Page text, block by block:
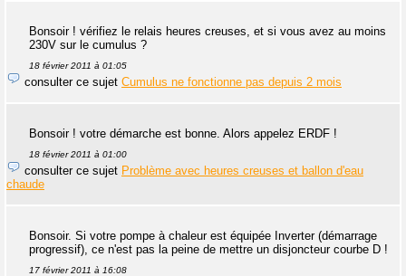
Bonsoir ! vérifiez le relais heures creuses, et si vous avez au moins
230V sur le cumulus ?
18 février 2011 à 01:05
consulter ce sujet Cumulus ne fonctionne pas depuis 2 mois
Bonsoir ! votre démarche est bonne. Alors appelez ERDF !
18 février 2011 à 01:00
consulter ce sujet Problème avec heures creuses et ballon d'eau
chaude
Bonsoir. Si votre pompe à chaleur est équipée Inverter (démarrage
progressif), ce n'est pas la peine de mettre un disjoncteur courbe D !
17 février 2011 à 16:08